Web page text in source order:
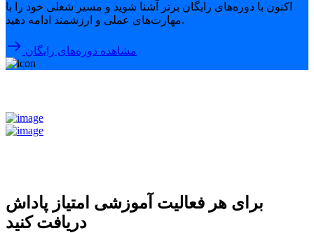
اکنون با دوره‌های رایگان برتر آشنا شوید و مسیر شغلی خود را با
مهارت‌های عملی و ارزشمند ادامه دهید.
مشاهده دوره‌های رایگان
برای هر فعالیت آموزشی امتیاز پاداش
دریافت کنید